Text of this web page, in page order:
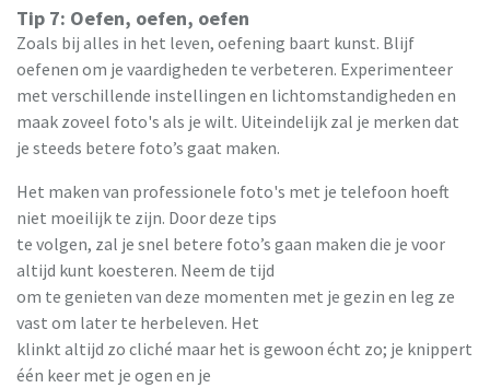
Tip 7: Oefen, oefen, oefen
Zoals bij alles in het leven, oefening baart kunst. Blijf
oefenen om je vaardigheden te verbeteren. Experimenteer
met verschillende instellingen en lichtomstandigheden en
maak zoveel foto's als je wilt. Uiteindelijk zal je merken dat
je steeds betere foto’s gaat maken.
Het maken van professionele foto's met je telefoon hoeft
niet moeilijk te zijn. Door deze tips
te volgen, zal je snel betere foto’s gaan maken die je voor
altijd kunt koesteren. Neem de tijd
om te genieten van deze momenten met je gezin en leg ze
vast om later te herbeleven. Het
klinkt altijd zo cliché maar het is gewoon écht zo; je knippert
één keer met je ogen en je